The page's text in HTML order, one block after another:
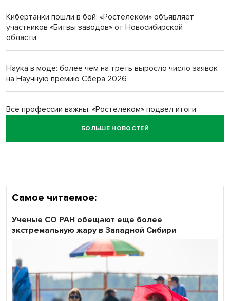
Новосибирский преподаватель с женой вошли в топ-16
многодетных в России
Обновлённое отделение ВТБ открылось в Искитиме
Кибертанки пошли в бой: «Ростелеком» объявляет
участников «Битвы заводов» от Новосибирской
области
Наука в моде: более чем на треть выросло число заявок
на Научную премию Сбера 2026
Все профессии важны: «Ростелеком» подвел итоги
БОЛЬШЕ НОВОСТЕЙ
Самое читаемое:
Ученые СО РАН обещают еще более
экстремальную жару в Западной Сибири